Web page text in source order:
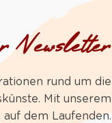
Newsletter
rund um die
Mit unserem
dem Laufenden.